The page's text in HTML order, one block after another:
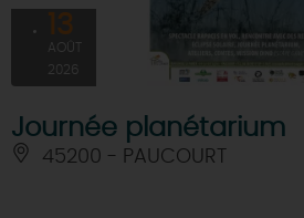
13
AOÛT
2026
Journée planétarium
45200 - PAUCOURT